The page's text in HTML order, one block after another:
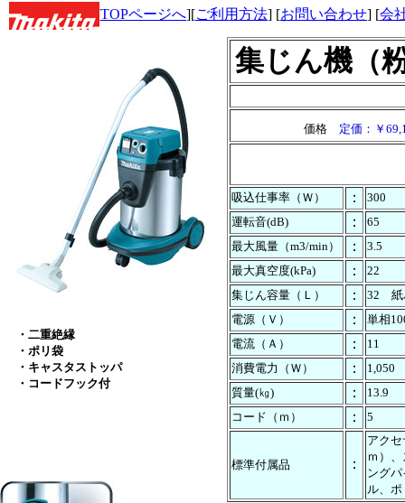
・二重絶縁
・ポリ袋
・キャスタストッパ
・コードフック付
集じん機（
価格 定価：￥
吸込仕事率（Ｗ） ：
300
運転音(dB)
：
65
最大風量（m3/min）
：
3.5
最大真空度(kPa)
：
22
集じん容量（Ｌ）
：
32 紙
電源（Ｖ）
：
単相
電流（Ａ）
：
11
消費電力（Ｗ）
：
1,050
質量(㎏)
：
13.9
コード（ｍ）
： 5
標準付属品 ：
アク
ｍ）
ング
ル、
[TOPページへ][ご利用方法] [お問い合わせ] [会